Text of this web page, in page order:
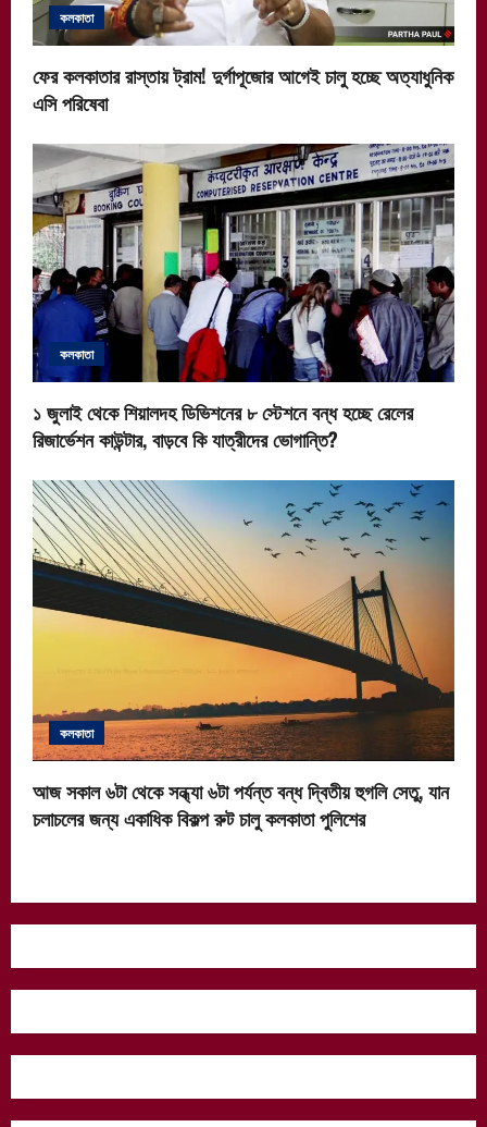
i
o
n
কলকাতা
ফের কলকাতার রাস্তায় ট্রাম! দুর্গাপূজোর আগেই চালু হচ্ছে অত্যাধুনিক
এসি পরিষেবা
কলকাতা
১ জুলাই থেকে শিয়ালদহ ডিভিশনের ৮ স্টেশনে বন্ধ হচ্ছে রেলের
রিজার্ভেশন কাউন্টার, বাড়বে কি যাত্রীদের ভোগান্তি?
কলকাতা
আজ সকাল ৬টা থেকে সন্ধ্যা ৬টা পর্যন্ত বন্ধ দ্বিতীয় হুগলি সেতু, যান
চলাচলের জন্য একাধিক বিকল্প রুট চালু কলকাতা পুলিশের